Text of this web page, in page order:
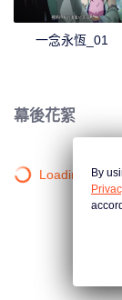
一念永恆_01
幕後花絮
Loading…By